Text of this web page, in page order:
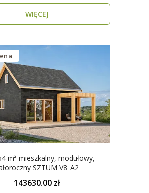
WIĘCEJ
m² mieszkalny, modułowy,
SZTUM V8_A2
143630.00 zł